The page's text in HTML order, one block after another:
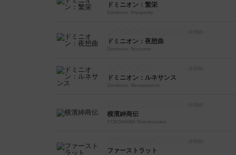
ドミニオン：繁栄
Dominion: Prosperity
ドミニオン：夜想曲
Dominion: Nocturne
ドミニオン：ルネサンス
Dominion: Renaissance
横濱紳商伝
YOKOHAMA Shinshouden
ファーストラット